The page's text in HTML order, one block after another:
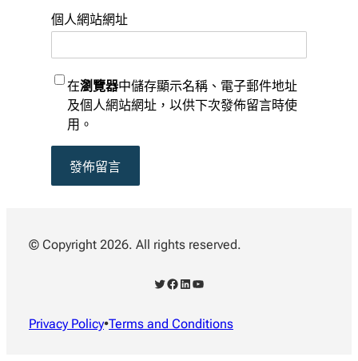
個人網站網址
在瀏覽器中儲存顯示名稱、電子郵件地址
及個人網站網址，以供下次發佈留言時使
用。
© Copyright 2026. All rights reserved.
X Facebook LinkedIn YouTube
Privacy Policy•Terms and Conditions